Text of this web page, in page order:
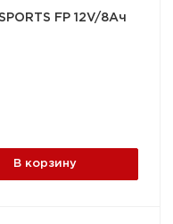
FP 12V/8Ач
В корзину